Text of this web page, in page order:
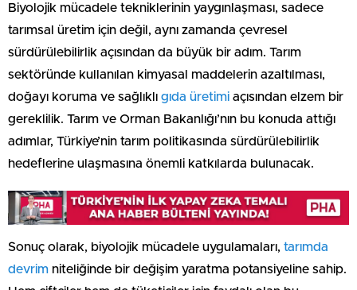
Biyolojik mücadele tekniklerinin yaygınlaşması, sadece
tarımsal üretim için değil, aynı zamanda çevresel
sürdürülebilirlik açısından da büyük bir adım. Tarım
sektöründe kullanılan kimyasal maddelerin azaltılması,
doğayı koruma ve sağlıklı gıda üretimi açısından elzem bir
gereklilik. Tarım ve Orman Bakanlığı’nın bu konuda attığı
adımlar, Türkiye’nin tarım politikasında sürdürülebilirlik
hedeflerine ulaşmasına önemli katkılarda bulunacak.
Sonuç olarak, biyolojik mücadele uygulamaları, tarımda
devrim niteliğinde bir değişim yaratma potansiyeline sahip.